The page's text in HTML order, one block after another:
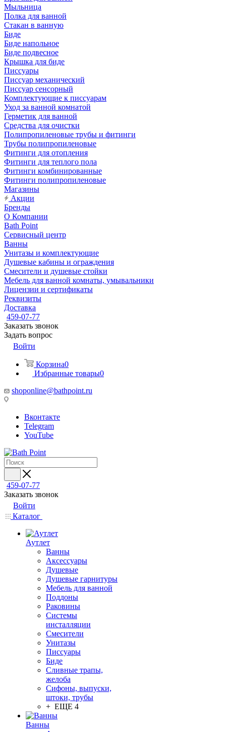
Мыльница
Полка для ванной
Стакан в ванную
Биде
Биде напольное
Биде подвесное
Крышка для биде
Писсуары
Писсуар механический
Писсуар сенсорный
Комплектующие к писсуарам
Уход за ванной комнатой
Герметик для ванной
Средства для очистки
Полипропиленовые трубы и фитинги
Трубы полипропиленовые
Фитинги для отопления
Фитинги для теплого пола
Фитинги комбинированные
Фитинги полипропиленовые
Магазины
Акции
Бренды
О Компании
Bath Point
Сервисный центр
Ванны
Унитазы и комплектующие
Душевые кабины и ограждения
Смесители и душевые стойки
Мебель для ванной комнаты, умывальники
Лицензии и сертификаты
Реквизиты
Доставка
459-07-77
Заказать звонок
Задать вопрос
Войти
Корзина0
Избранные товары0
shoponline@bathpoint.ru
Вконтакте
Telegram
YouTube
459-07-77
Заказать звонок
Войти
Каталог
Аутлет
Ванны
Аксессуары
Душевые
Душевые гарнитуры
Мебель для ванной
Поддоны
Раковины
Системы
инсталляции
Смесители
Унитазы
Писсуары
Биде
Сливные трапы,
желоба
Сифоны, выпуски,
штоки, трубы
+ ЕЩЕ 4
Ванны